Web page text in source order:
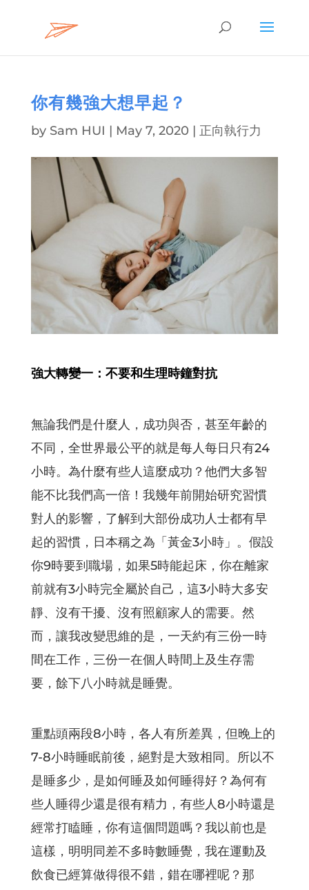
你有幾強大想早起？
by Sam HUI | May 7, 2020 | 正向執行力
強大轉變一：不要和生理時鐘對抗
無論我們是什麼人，成功與否，甚至年齡的
不同，全世界最公平的就是每人每日只有24
小時。為什麼有些人這麼成功？他們大多智
能不比我們高一倍！我幾年前開始研究習慣
對人的影響，了解到大部份成功人士都有早
起的習慣，日本稱之為「黃金3小時」。假設
你9時要到職場，如果5時能起床，你在離家
前就有3小時完全屬於自己，這3小時大多安
靜、沒有干擾、沒有照顧家人的需要。然
而，讓我改變思維的是，一天約有三份一時
間在工作，三份一在個人時間上及生存需
要，餘下八小時就是睡覺。
重點頭兩段8小時，各人有所差異，但晚上的
7-8小時睡眠前後，絕對是大致相同。所以不
是睡多少，是如何睡及如何睡得好？為何有
些人睡得少還是很有精力，有些人8小時還是
經常打瞌睡，你有這個問題嗎？我以前也是
這樣，明明同差不多時數睡覺，我在運動及
飲食已經算做得很不錯，錯在哪裡呢？那